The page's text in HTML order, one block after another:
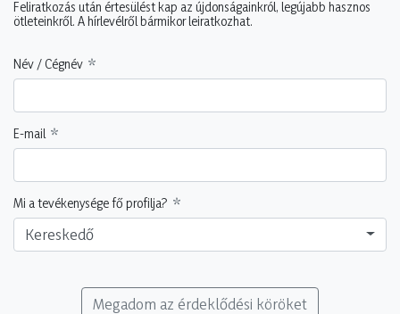
Feliratkozás után értesülést kap az újdonságainkról, legújabb hasznos
ötleteinkről. A hírlevélről bármikor leiratkozhat.
Név / Cégnév
E-mail
Mi a tevékenysége fő profilja?
Kereskedő
Megadom az érdeklődési köröket